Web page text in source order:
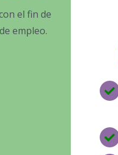
el fin de
empleo.